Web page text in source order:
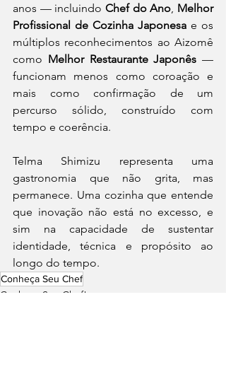
anos — incluindo Chef do Ano Melhor
Profissional de Cozinha Japonesa e os
múltiplos reconhecimentos ao Aizomê
como Melhor Restaurante Japonês —
funcionam menos como coroação e
mais como confirmação de um
percurso sólido, construído com
tempo e coerência.
Telma Shimizu representa uma
gastronomia que não grita, mas
permanece. Uma cozinha que entende
que inovação não está no excesso, e
sim na capacidade de sustentar
identidade, técnica e propósito ao
longo do tempo.
Conheça Seu Chef
Conheça Seu Chef!